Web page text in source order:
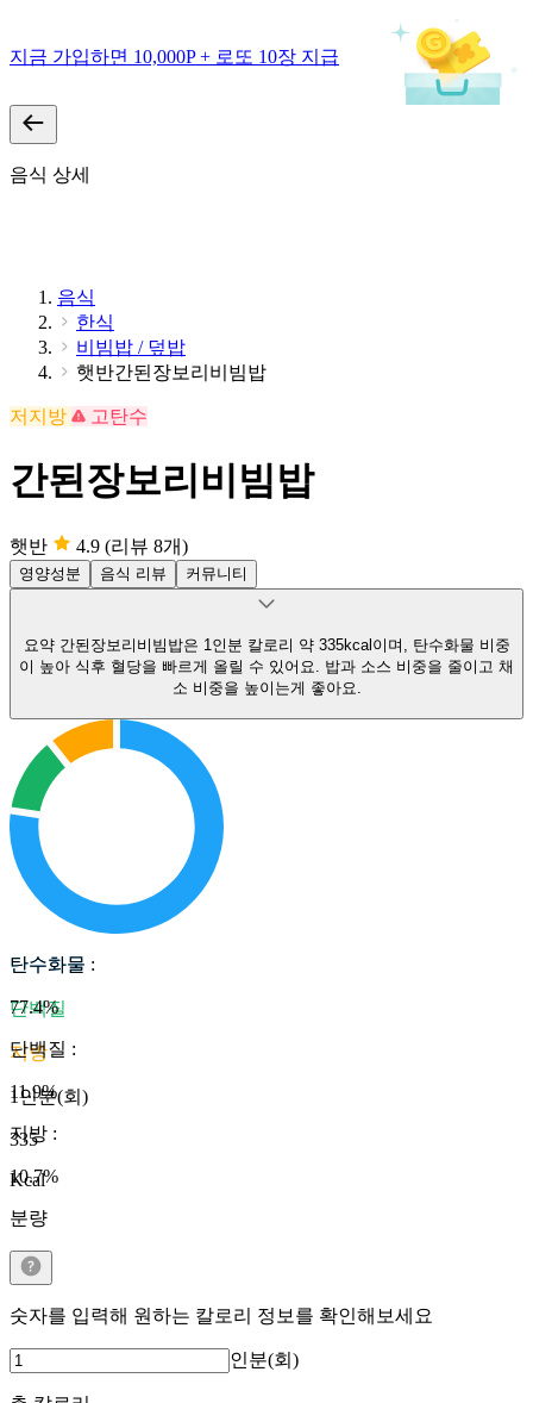
지금 가입하면 10,000P + 로또 10장 지급
음식 상세
음식
한식
비빔밥 / 덮밥
햇반간된장보리비빔밥
저지방 고탄수
간된장보리비빔밥
햇반 4.9 (리뷰 8개)
영양성분 음식 리뷰 커뮤니티
요약 간된장보리비빔밥은 1인분 칼로리 약 335kcal이며, 탄수화물 비중
이 높아 식후 혈당을 빠르게 올릴 수 있어요. 밥과 소스 비중을 줄이고 채
소 비중을 높이는게 좋아요.
탄수화물
단백질
지방
1인분(회)
335
Kcal
탄수화물 :
77.4%
단백질 :
11.9%
지방 :
10.7%
분량
숫자를 입력해 원하는 칼로리 정보를 확인해보세요
인분(회)